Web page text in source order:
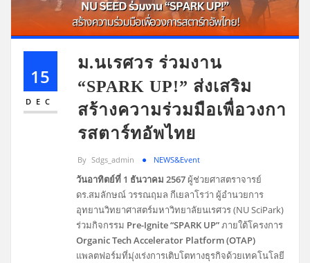
15
DEC
ม.นเรศวร ร่วมงาน
“SPARK UP!” ส่งเสริม
สร้างความร่วมมือเพื่อวงกา
รสตาร์ทอัพไทย
By Sdgs_admin NEWS&Event
วันอาทิตย์ที่ 1 ธันวาคม 2567ผู้ช่วยศาสตราจารย์
ดร.สมลักษณ์ วรรณฤมล กีเยลาโรว่า ผู้อำนวยการ
อุทยานวิทยาศาสตร์มหาวิทยาลัยนเรศวร (NU SciPark)
ร่วมกิจกรรม Pre-Ignite “SPARK UP”ภายใต้โครงการ
Organic Tech Accelerator Platform (OTAP)
แพลตฟอร์มที่มุ่งเร่งการเติบโตทางธุรกิจด้วยเทคโนโลยี